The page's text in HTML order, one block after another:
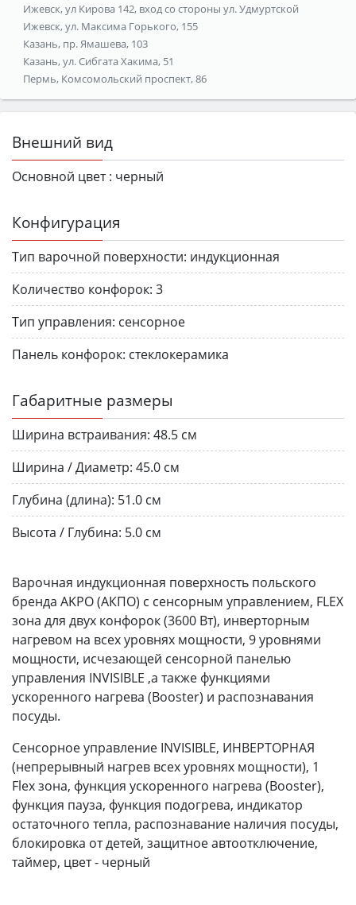
Ижевск, ул Кирова 142, вход со стороны ул. Удмуртской
Ижевск, ул. Максима Горького, 155
Казань, пр. Ямашева, 103
Казань, ул. Сибгата Хакима, 51
Пермь, Комсомольский проспект, 86
Внешний вид
Основной цвет : черный
Конфигурация
Тип варочной поверхности: индукционная
Количество конфорок: 3
Тип управления: сенсорное
Панель конфорок: стеклокерамика
Габаритные размеры
Ширина встраивания: 48.5 см
Ширина / Диаметр: 45.0 см
Глубина (длина): 51.0 см
Высота / Глубина: 5.0 см
Варочная индукционная поверхность польского
бренда AKPO (АКПО) с сенсорным управлением, FLEX
зона для двух конфорок (3600 Вт), инверторным
нагревом на всех уровнях мощности, 9 уровнями
мощности, исчезающей сенсорной панелью
управления INVISIBLE ,а также функциями
ускоренного нагрева (Booster) и распознавания
посуды.
Сенсорное управление INVISIBLE, ИНВЕРТОРНАЯ
(непрерывный нагрев всех уровнях мощности), 1
Flex зона, функция ускоренного нагрева (Booster),
функция пауза, функция подогрева, индикатор
остаточного тепла, распознавание наличия посуды,
блокировка от детей, защитное автоотключение,
таймер, цвет - черный